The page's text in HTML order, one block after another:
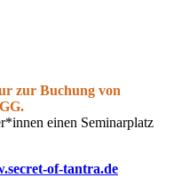
zur Buchung von
einen Seminarplatz
of-tantra.de